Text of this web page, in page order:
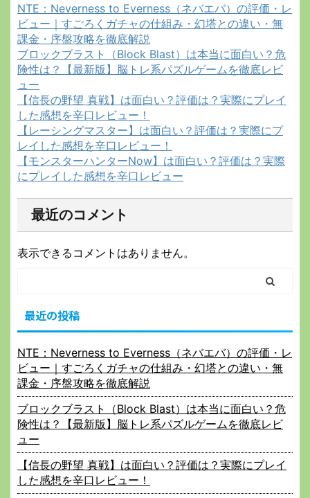
NTE：Neverness to Everness（ネバエバ）の評価・レ
ビュー｜すごろくガチャの仕組み・幻塔との違い・無
課金・序盤攻略を徹底解説
ブロックブラスト（Block Blast）は本当に面白い？危
険性は？【最新版】脳トレ系パズルゲームを徹底レビ
ュー
【信長の野望 真戦】は面白い？評価は？実際にプレイ
した感想を辛口レビュー！
【レーシングマスター】は面白い？評価は？実際にプ
レイした感想を辛口レビュー！
【モンスターハンターNow】は面白い？評価は？実際
にプレイした感想を辛口レビュー
最近のコメント
表示できるコメントはありません。
最近の投稿
NTE：Neverness to Everness（ネバエバ）の評価・レ
ビュー｜すごろくガチャの仕組み・幻塔との違い・無
課金・序盤攻略を徹底解説
ブロックブラスト（Block Blast）は本当に面白い？危
険性は？【最新版】脳トレ系パズルゲームを徹底レビ
ュー
【信長の野望 真戦】は面白い？評価は？実際にプレイ
した感想を辛口レビュー！